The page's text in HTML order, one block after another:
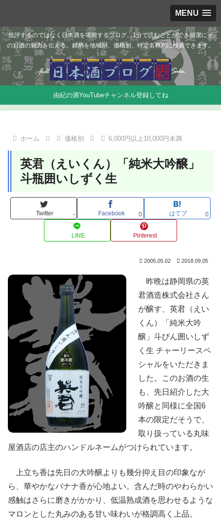
MENU
批評するのではなく日本酒を堪能するブログ。1分で読むことができ簡潔にそ
のお酒の魅力を伝える。銘柄を地域別、価格別、特定名称別に検索できます。
由紀の酒YouTubeチャンネル登録してね
ホーム 価格別 6,000円以上10,000円未満
英君（えいくん）「純米大吟醸」
斗瓶囲いしずく生
Twitter - Facebook 0 はてブ 0
LINE Pinterest
2005.05.02 2018.09.05
昨晩は静岡県の英
君酒造株式会社さん
が醸す、英君（えい
くん）「純米大吟
醸」斗びん囲いしず
く生 チャーリースペ
シャルをいただきま
した。このお酒の生
も、先日紹介した大
吟醸と同様に全国6
本の限定だそうで、
取り扱っている丸味
屋酒店の店主のハンドルネームがつけられています。
上立ち香は先日の大吟醸よりも幾分抑え目の印象なが
ら、華やかなバナナ香が心地よい。含んだ時のやわらかい
感触はさらに磨きがかかり、低温熟成酒を思わせるような
マロンとした丸みのある甘い味わいが格調高く上品。